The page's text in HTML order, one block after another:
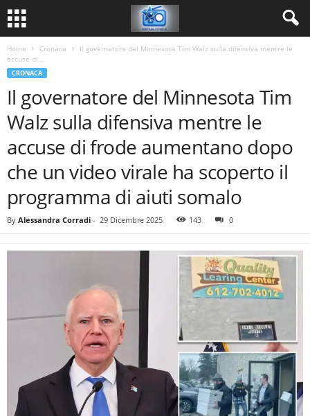
Home Cronaca
Il governatore del Minnesota Tim Walz sulla difensiva mentre le
accuse di...
CRONACA
Il governatore del Minnesota Tim
Walz sulla difensiva mentre le
accuse di frode aumentano dopo
che un video virale ha scoperto il
programma di aiuti somalo
By Alessandra Corradi - 29 Dicembre 2025 143 0